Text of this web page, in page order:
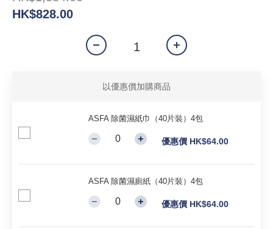
HK$828.00
以優惠價加購商品
ASFA 除菌濕紙巾（40片裝）4包
優惠價 HK$64.00
ASFA 除菌濕廁紙（40片裝）4包
優惠價 HK$64.00